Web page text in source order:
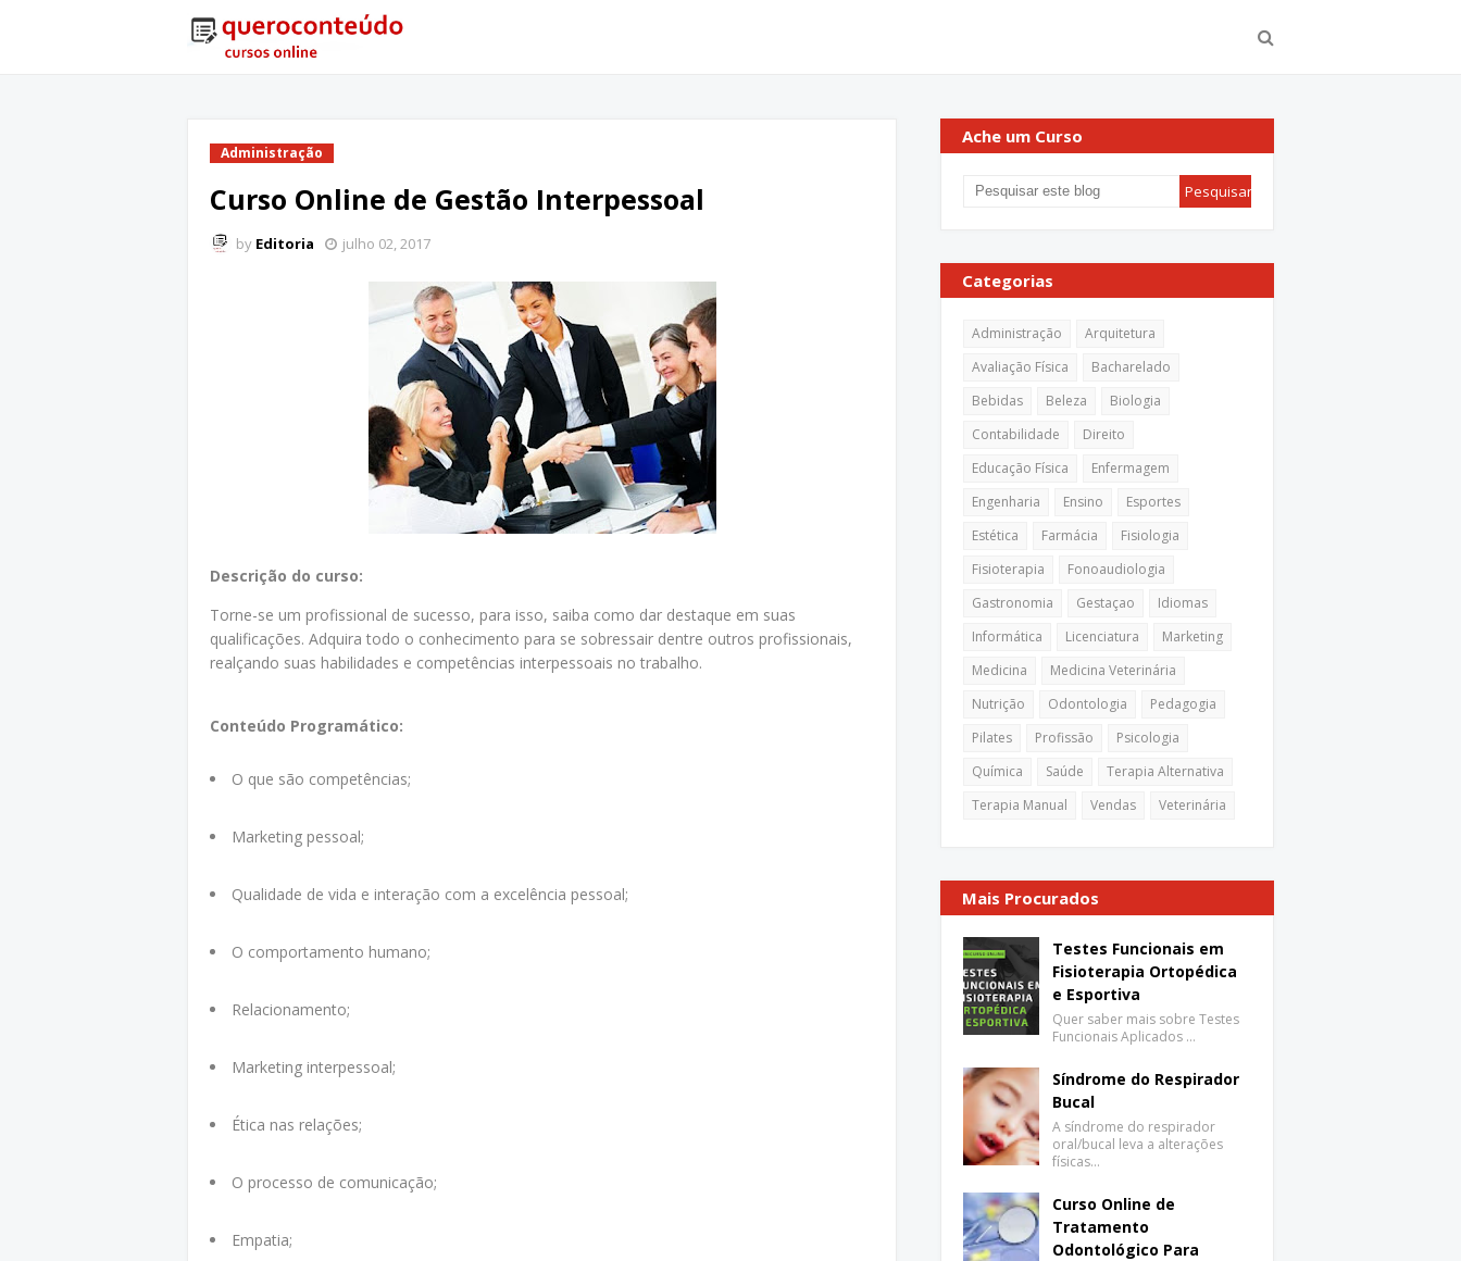
Administração
Curso Online de Gestão Interpessoal
by Editoria julho 02, 2017
Descrição do curso:
Torne-se um profissional de sucesso, para isso, saiba como dar destaque em suas
qualificações. Adquira todo o conhecimento para se sobressair dentre outros profissionais,
realçando suas habilidades e competências interpessoais no trabalho.
Conteúdo Programático:
O que são competências;
Marketing pessoal;
Qualidade de vida e interação com a excelência pessoal;
O comportamento humano;
Relacionamento;
Marketing interpessoal;
Ética nas relações;
O processo de comunicação;
Empatia;
Ache um Curso
Categorias
Administração
Arquitetura
Avaliação Física
Bacharelado
Bebidas
Beleza
Biologia
Contabilidade
Direito
Educação Física
Enfermagem
Engenharia
Ensino
Esportes
Estética
Farmácia
Fisiologia
Fisioterapia
Fonoaudiologia
Gastronomia
Gestaçao
Idiomas
Informática
Licenciatura
Marketing
Medicina
Medicina Veterinária
Nutrição
Odontologia
Pedagogia
Pilates
Profissão
Psicologia
Química
Saúde
Terapia Alternativa
Terapia Manual
Vendas Veterinária
Mais Procurados
Testes Funcionais em
Fisioterapia Ortopédica
e Esportiva
Quer saber mais sobre Testes
Funcionais Aplicados …
Síndrome do Respirador
Bucal
A síndrome do respirador
oral/bucal leva a alterações
físicas…
Curso Online de
Tratamento
Odontológico Para